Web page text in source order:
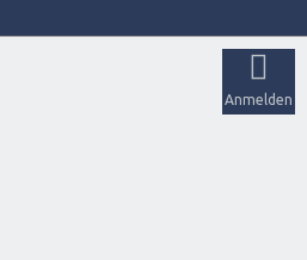
Anmelden